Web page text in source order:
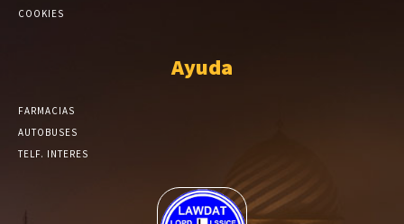
COOKIES
Ayuda
FARMACIAS
AUTOBUSES
TELF. INTERES